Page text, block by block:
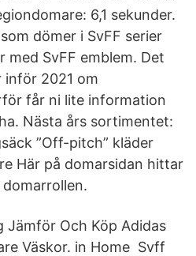
6,1 sekunder.
dömer i SvFF serier
med SvFF emblem. Det
2021 om
får ni lite information
Nästa års sortimentet:
”Off-pitch” kläder
Här på domarsidan hittar
Jämför Och Köp Adidas
Väskor. in Home Svff